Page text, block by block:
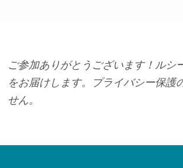
ご参加ありがとうございます！ルシ
をお届けします。プライバシー保護
せん。